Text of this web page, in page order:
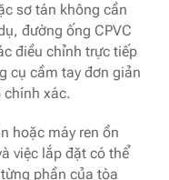
sơ tán không cần
đường ống CPVC
điều chỉnh trực tiếp
cụ cầm tay đơn giản
chính xác.
hoặc máy ren ồn
việc lắp đặt có thể
phần của tòa